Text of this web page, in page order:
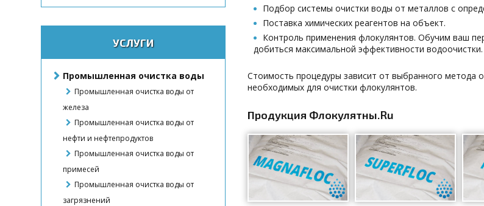
УСЛУГИ
Промышленная очистка воды
Промышленная очистка воды от
железа
Промышленная очистка воды от
нефти и нефтепродуктов
Промышленная очистка воды от
примесей
Промышленная очистка воды от
загрязнений
Подбор системы очистки воды от металлов с
Поставка химических реагентов на объект.
Контроль применения флокулянтов. Обучим ваш
добиться максимальной эффективности водоочистки.
Стоимость процедуры зависит от выбранного метода
необходимых для очистки флокулянтов.
Продукция Флокулятны.Ru